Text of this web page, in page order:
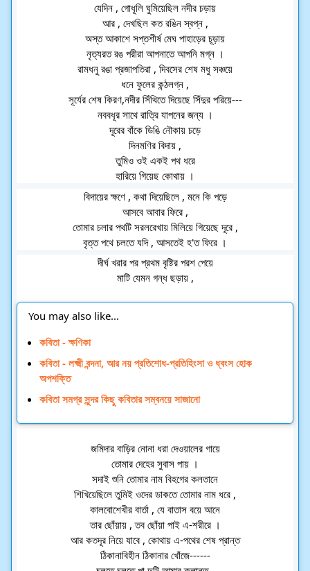
যেদিন , গোধূলি ঘুমিয়েছিল নদীর চড়ায়
আর , দেখছিল কত রঙিন স্বপ্ন ,
অস্ত আকাশে সপ্তশীর্ষ মেঘ পাহাড়ের চূড়ায়
নৃত্যরত রঙ পরীরা আপনাতে আপনি মগ্ন ।
রামধনু রঙা প্রজাপতিরা , দিবসের শেষ মধু সঞ্চয়ে
ধনে ফুলের কন্ঠলগ্ন ,
সূর্যের শেষ কিরণ,নদীর সিঁথিতে দিয়েছে সিঁদুর পরিয়ে---
নববধূর সাথে রাত্রি যাপনের জন্য ।
দূরের বাঁকে ডিঙি নৌকায় চড়ে
দিনমণির বিদায় ,
তুমিও ওই একই পথ ধরে
হারিয়ে গিয়েছ কোথায় ।
বিদায়ের ক্ষণে , কথা দিয়েছিলে , মনে কি পড়ে
আসবে আবার ফিরে ,
তোমার চলার পথটি সরলরেখায় মিলিয়ে গিয়েছে দূরে ,
বৃত্ত পথে চলতে যদি , আসতেই হ'ত ফিরে ।
দীর্ঘ খরার পর প্রথম বৃষ্টির পরশ পেয়ে
মাটি যেমন গন্ধ ছড়ায় ,
You may also like...
কবিতা - ক্ষণিকা
কবিতা - লক্ষ্মী বন্দনা, আর নয় প্রতিশোধ-প্রতিহিংসা ও ধ্বংস হোক
অপশক্তি
কবিতা সমগ্র সুন্দর কিছু কবিতার সম্বনয়ে সাজানো
জমিদার বাড়ির নোনা ধরা দেওয়ালের গায়ে
তোমার দেহের সুবাস পায় ।
সদাই শুনি তোমার নাম বিহগের কলতানে
শিখিয়েছিলে তুমিই ওদের ডাকতে তোমার নাম ধরে ,
কালবোশেখীর বার্তা , যে বাতাস বয়ে আনে
তার ছোঁয়ায় , তব ছোঁয়া পাই এ-শরীরে ।
আর কতদূর নিয়ে যাবে , কোথায় এ-পথের শেষ প্রান্ত
ঠিকানাবিহীন ঠিকানার খোঁজে------